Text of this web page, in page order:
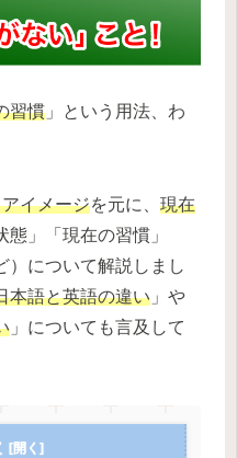
習慣 」という用法、わ
イメージを元に、 現在
態」「現在の習慣」
）について解説しまし
本語と英語の違い 」や
」についても言及して